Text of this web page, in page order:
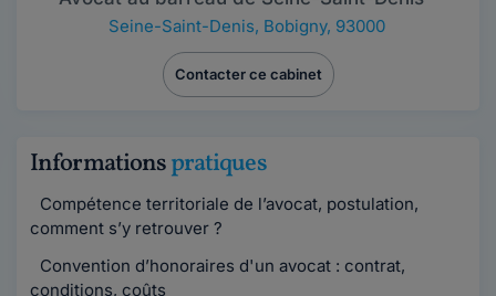
Seine-Saint-Denis, Bobigny, 93000
Contacter ce cabinet
Informationspratiques
Compétence territoriale de l’avocat, postulation,
comment s’y retrouver ?
Convention d’honoraires d'un avocat : contrat,
conditions, coûts